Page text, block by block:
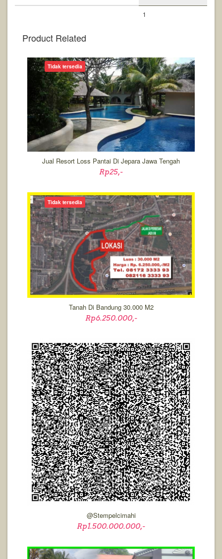
1
Product Related
Jual Resort Loss Pantai Di Jepara Jawa Tengah
Rp25,-
Tidak tersedia
Tanah Di Bandung 30.000 M2
Rp6.250.000,-
Tidak tersedia
@stempelcimahi
Rp1.500.000.000,-